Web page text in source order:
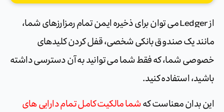
از Ledger می توان برای ذخیره ایمن تمام رمزارزهای شما،
مانند یک صندوق بانکی شخصی، قفل کردن کلیدهای
خصوصی شما، که فقط شما می توانید به آن دسترسی داشته
باشید، استفاده کنید.
این بدان معناست که شما مالکیت کامل تمام دارایی های